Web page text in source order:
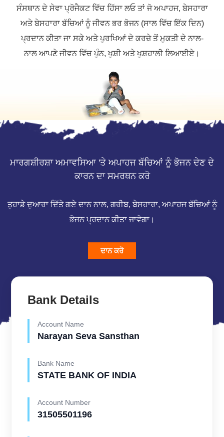
ਸੰਸਥਾਨ ਦੇ ਸੇਵਾ ਪ੍ਰੋਜੈਕਟ ਵਿੱਚ ਹਿੱਸਾ ਲਓ ਤਾਂ ਜੋ ਅਪਾਹਜ, ਬੇਸਹਾਰਾ
ਅਤੇ ਬੇਸਹਾਰਾ ਬੱਚਿਆਂ ਨੂੰ ਜੀਵਨ ਭਰ ਭੋਜਨ (ਸਾਲ ਵਿੱਚ ਇੱਕ ਦਿਨ)
ਪ੍ਰਦਾਨ ਕੀਤਾ ਜਾ ਸਕੇ ਅਤੇ ਪੁਰਖਿਆਂ ਦੇ ਕਰਜ਼ੇ ਤੋਂ ਮੁਕਤੀ ਦੇ ਨਾਲ-
ਨਾਲ ਆਪਣੇ ਜੀਵਨ ਵਿੱਚ ਪੁੰਨ, ਖੁਸ਼ੀ ਅਤੇ ਖੁਸ਼ਹਾਲੀ ਲਿਆਈਏ।
ਮਾਰਗਸ਼ੀਰਸ਼ਾ ਅਮਾਵਸਿਆ 'ਤੇ ਅਪਾਹਜ ਬੱਚਿਆਂ ਨੂੰ ਭੋਜਨ ਦੇਣ ਦੇ
ਕਾਰਨ ਦਾ ਸਮਰਥਨ ਕਰੋ
ਤੁਹਾਡੇ ਦੁਆਰਾ ਦਿੱਤੇ ਗਏ ਦਾਨ ਨਾਲ, ਗਰੀਬ, ਬੇਸਹਾਰਾ, ਅਪਾਹਜ ਬੱਚਿਆਂ ਨੂੰ
ਭੋਜਨ ਪ੍ਰਦਾਨ ਕੀਤਾ ਜਾਵੇਗਾ।
ਦਾਨ ਕਰੋ
Bank Details
Account Name
Narayan Seva Sansthan
Bank Name
STATE BANK OF INDIA
Account Number
31505501196